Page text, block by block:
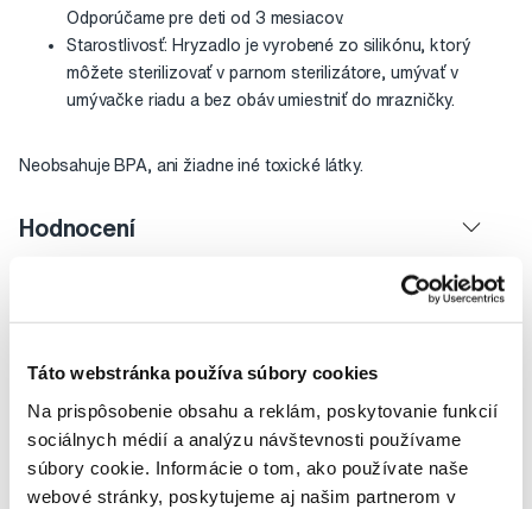
Táto webstránka používa súbory cookies
Na prispôsobenie obsahu a reklám, poskytovanie funkcií
sociálnych médií a analýzu návštevnosti používame
súbory cookie. Informácie o tom, ako používate naše
webové stránky, poskytujeme aj našim partnerom v
Odporúčame pre deti od 3 mesiacov.
Starostlivosť: Hryzadlo je vyrobené zo silikónu, ktorý
môžete sterilizovať v parnom sterilizátore, umývať v
umývačke riadu a bez obáv umiestniť do mrazničky.
Neobsahuje BPA, ani žiadne iné toxické látky.
Hodnocení
Potřebujete poradit?
Napište našim odborníkům